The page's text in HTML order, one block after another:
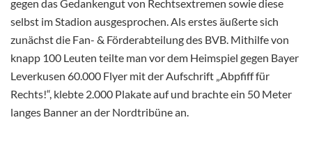
gegen das Gedankengut von Rechtsextremen sowie diese
selbst im Stadion ausgesprochen. Als erstes äußerte sich
zunächst die Fan- & Förderabteilung des BVB. Mithilfe von
knapp 100 Leuten teilte man vor dem Heimspiel gegen Bayer
Leverkusen 60.000 Flyer mit der Aufschrift „Abpfiff für
Rechts!“, klebte 2.000 Plakate auf und brachte ein 50 Meter
langes Banner an der Nordtribüne an.